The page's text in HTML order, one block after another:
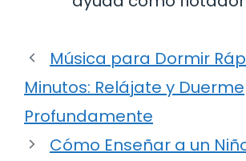
Música para Dormir
Minutos: Relájate y Duerme
Profundamente
Cómo Enseñar a un